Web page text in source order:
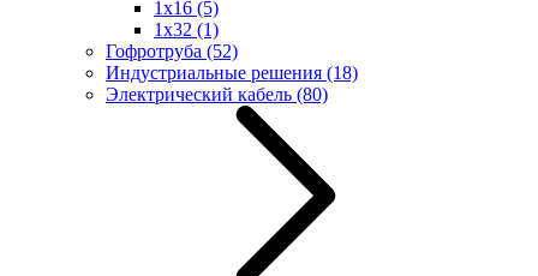
1x16 (5)
1x32 (1)
Гофротруба (52)
Индустриальные решения (18)
Электрический кабель (80)